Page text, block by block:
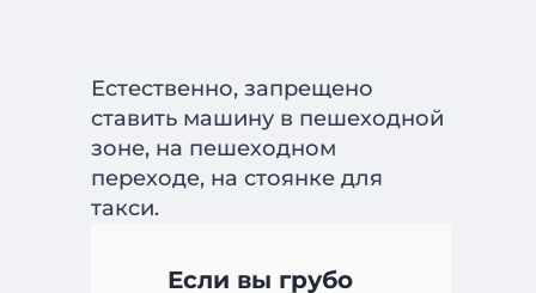
Естественно, запрещено
ставить машину в пешеходной
зоне, на пешеходном
переходе, на стоянке для
такси.
Если вы грубо